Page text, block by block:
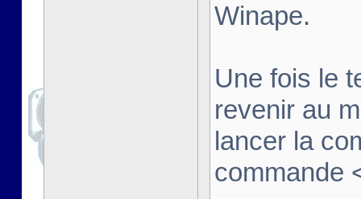
Winape.
Une fois le
revenir au
lancer la
commande